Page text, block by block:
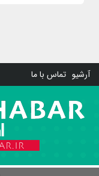
آرشیو تماس با ما